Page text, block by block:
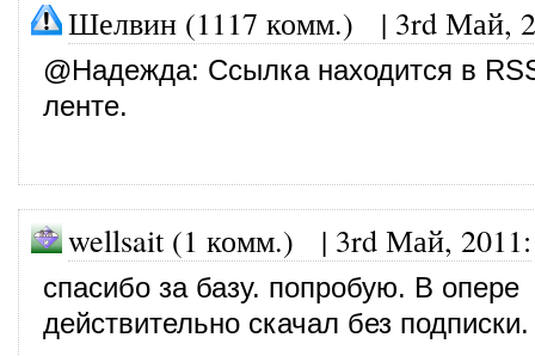
Шелвин (1117 комм.) | 3rd Май,
@Надежда: Ссылка находится в
ленте.
wellsait (1 комм.) | 3rd Май, 2011:
спасибо за базу. попробую. В опере
действительно скачал без подписки.